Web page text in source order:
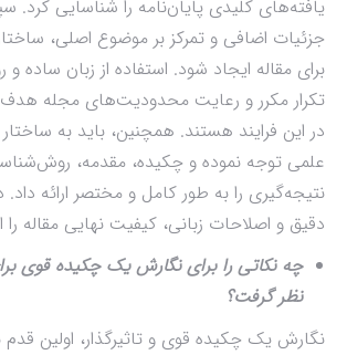
یافته‌های کلیدی پایان‌نامه را شناسایی
جزئیات اضافی و تمرکز بر موضوع اصلی،
برای مقاله ایجاد شود. استفاده از زبان ساده و
تکرار مکرر و رعایت محدودیت‌های مجله هدف
در این فرایند هستند. همچنین، باید به ساختار
علمی توجه نموده و چکیده، مقدمه،
نتیجه‌گیری را به طور کامل و مختصر ارائه
دقیق و اصلاحات زبانی، کیفیت نهایی مقاله را
چه نکاتی را برای نگارش یک چکیده قوی
نظر گرفت؟
نگارش یک چکیده قوی و تاثیرگذار، اولین